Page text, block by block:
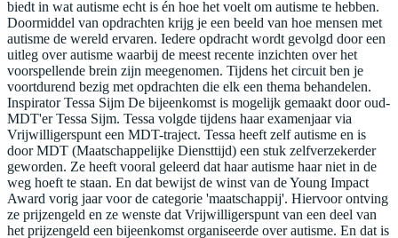
biedt in wat autisme echt is én hoe het voelt om autisme te hebben.
Doormiddel van opdrachten krijg je een beeld van hoe mensen met
autisme de wereld ervaren. Iedere opdracht wordt gevolgd door een
uitleg over autisme waarbij de meest recente inzichten over het
voorspellende brein zijn meegenomen. Tijdens het circuit ben je
voortdurend bezig met opdrachten die elk een thema behandelen.
Inspirator Tessa Sijm De bijeenkomst is mogelijk gemaakt door oud-
MDT'er Tessa Sijm. Tessa volgde tijdens haar examenjaar via
Vrijwilligerspunt een MDT-traject. Tessa heeft zelf autisme en is
door MDT (Maatschappelijke Diensttijd) een stuk zelfverzekerder
geworden. Ze heeft vooral geleerd dat haar autisme haar niet in de
weg hoeft te staan. En dat bewijst de winst van de Young Impact
Award vorig jaar voor de categorie 'maatschappij'. Hiervoor ontving
ze prijzengeld en ze wenste dat Vrijwilligerspunt van een deel van
het prijzengeld een bijeenkomst organiseerde over autisme. En dat is